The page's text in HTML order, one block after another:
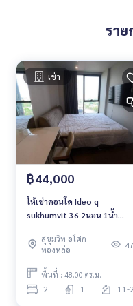
ราย
เช่า
฿44,000
ให้เช่าคอนโด Ideo​ q​
sukhumvit​ 36 2นอน 1น้ำ
สุขุมวิท อโศก
ทองหล่อ
พื้นที่ : 48.00 ตร.ม.
2 1 11-